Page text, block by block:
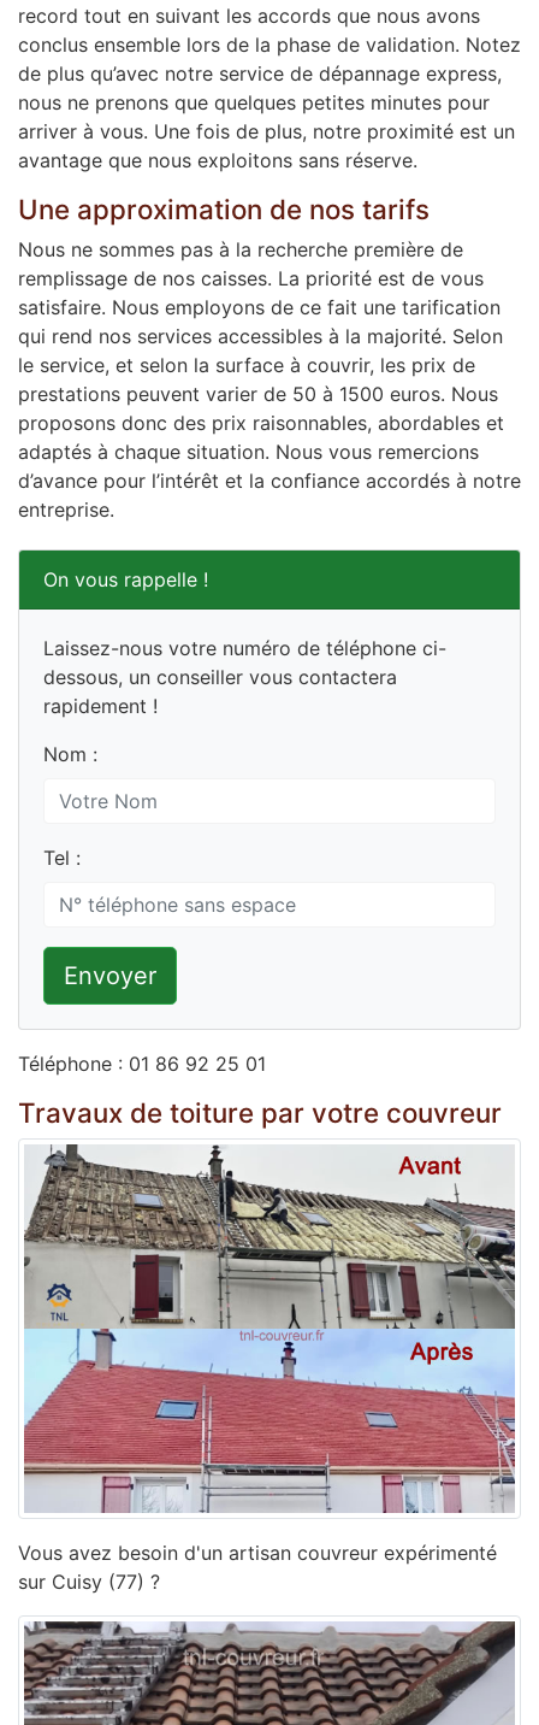
record tout en suivant les accords que nous avons
conclus ensemble lors de la phase de validation. Notez
de plus qu’avec notre service de dépannage express,
nous ne prenons que quelques petites minutes pour
arriver à vous. Une fois de plus, notre proximité est un
avantage que nous exploitons sans réserve.
Une approximation de nos tarifs
Nous ne sommes pas à la recherche première de
remplissage de nos caisses. La priorité est de vous
satisfaire. Nous employons de ce fait une tarification
qui rend nos services accessibles à la majorité. Selon
le service, et selon la surface à couvrir, les prix de
prestations peuvent varier de 50 à 1500 euros. Nous
proposons donc des prix raisonnables, abordables et
adaptés à chaque situation. Nous vous remercions
d’avance pour l’intérêt et la confiance accordés à notre
entreprise.
On vous rappelle !
Laissez-nous votre numéro de téléphone ci-
dessous, un conseiller vous contactera
rapidement !
Nom :
Tel :
Envoyer
Téléphone : 01 86 92 25 01
Travaux de toiture par votre couvreur
Vous avez besoin d'un artisan couvreur expérimenté
sur Cuisy (77) ?